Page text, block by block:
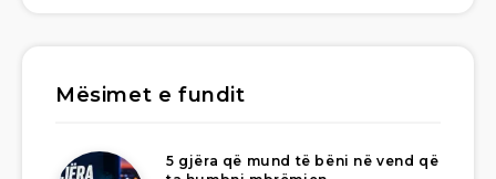
Mësimet e fundit
5 gjëra që mund të bëni në vend që